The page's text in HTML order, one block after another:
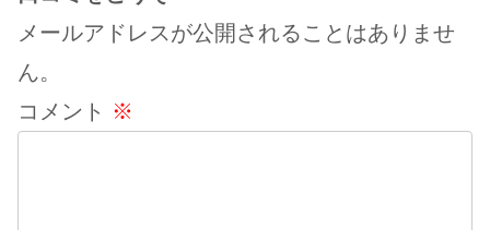
メールアドレスが公開されることはありませ
ん。
コメント ※